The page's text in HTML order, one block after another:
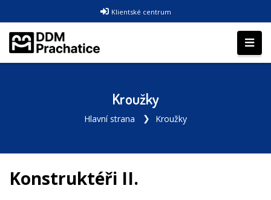
Klientské centrum
Kroužky
Hlavní strana Kroužky
Konstruktéři II.